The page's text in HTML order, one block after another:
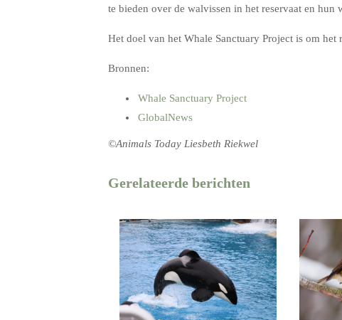
te bieden over de walvissen in het reservaat en hun
Het doel van het Whale Sanctuary Project is om
Bronnen:
Whale Sanctuary Project
GlobalNews
©Animals Today Liesbeth Riekwel
Gerelateerde berichten